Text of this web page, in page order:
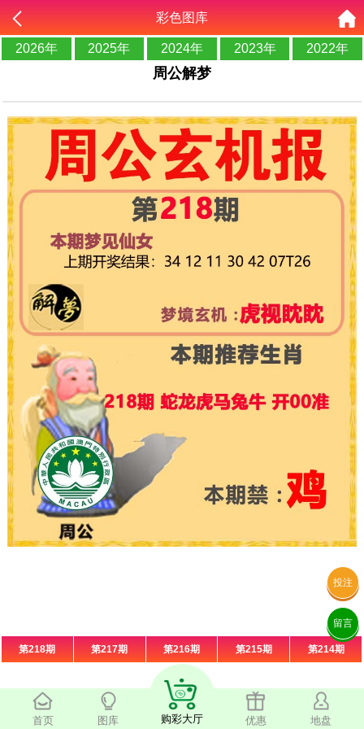
彩色图库
2026年 2025年 2024年 2023年 2022年
周公解梦
第218期 第217期 第216期 第215期 第214期
首页 图库 购彩大厅 优惠 地盘
投注
留言